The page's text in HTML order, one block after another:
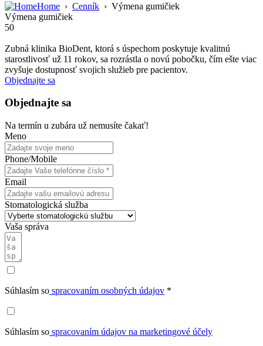
Home › Cenník › Výmena gumičiek
Výmena gumičiek
50
Zubná klinika BioDent, ktorá s úspechom poskytuje kvalitnú
starostlivosť už 11 rokov, sa rozrástla o novú pobočku, čím ešte viac
zvyšuje dostupnosť svojich služieb pre pacientov.
Objednajte sa
Objednajte sa
Na termín u zubára už nemusíte čakať!
Meno
Phone/Mobile
Email
Stomatologická služba
Vaša správa
Súhlasím so spracovaním osobných údajov *
Súhlasím so spracovaním údajov na marketingové účely